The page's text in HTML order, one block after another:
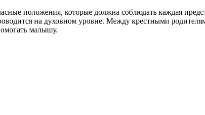
положения, которые должна соблюдать каждая
на духовном уровне. Между крестными
малышу.